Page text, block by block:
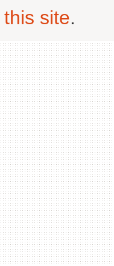
site.